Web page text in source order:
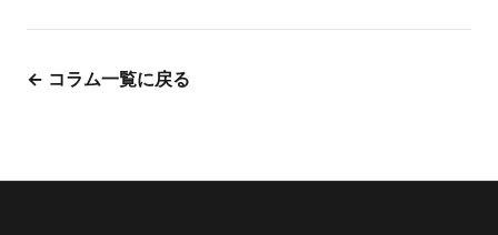
← コラム一覧に戻る